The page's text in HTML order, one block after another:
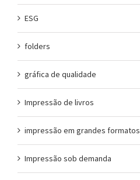
ESG
folders
gráfica de qualidade
Impressão de livros
impressão em grandes formatos
Impressão sob demanda